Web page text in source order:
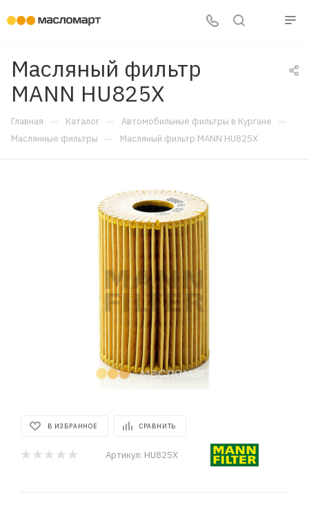
Масляный фильтр
MANN HU825X
Главная — Каталог — Автомобильные фильтры в Кургане —
Маслянные фильтры — Масляный фильтр MANN HU825X
В ИЗБРАННОЕ СРАВНИТЬ
Артикул: HU825X